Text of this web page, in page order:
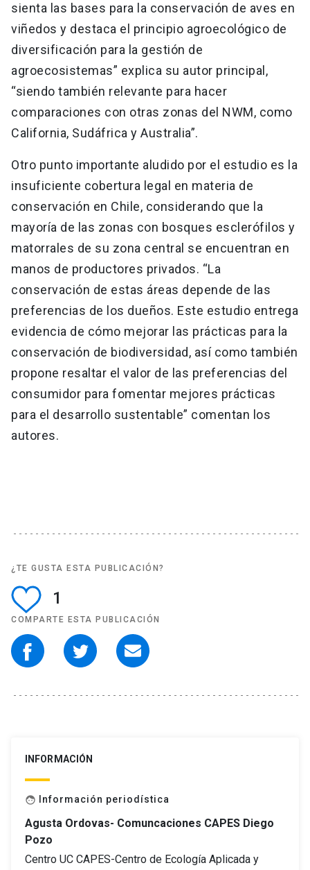
sienta las bases para la conservación de aves en
viñedos y destaca el principio agroecológico de
diversificación para la gestión de
agroecosistemas” explica su autor principal,
“siendo también relevante para hacer
comparaciones con otras zonas del NWM, como
California, Sudáfrica y Australia”.
Otro punto importante aludido por el estudio es la
insuficiente cobertura legal en materia de
conservación en Chile, considerando que la
mayoría de las zonas con bosques esclerófilos y
matorrales de su zona central se encuentran en
manos de productores privados. “La
conservación de estas áreas depende de las
preferencias de los dueños. Este estudio entrega
evidencia de cómo mejorar las prácticas para la
conservación de biodiversidad, así como también
propone resaltar el valor de las preferencias del
consumidor para fomentar mejores prácticas
para el desarrollo sustentable” comentan los
autores.
¿TE GUSTA ESTA PUBLICACIÓN?
1
COMPARTE ESTA PUBLICACIÓN
INFORMACIÓN
face Información periodística
Agusta Ordovas- Comuncaciones CAPES Diego
Pozo
Centro UC CAPES-Centro de Ecología Aplicada y